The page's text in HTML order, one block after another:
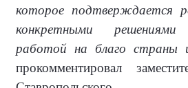
которое подтверждается
конкретными
работой на благо страны
прокомментировал